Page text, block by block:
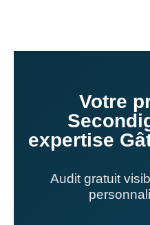
Votre
expertise
Audit gratuit